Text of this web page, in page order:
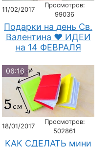
11/02/2017
Просмотров:
99036
Подарки на день Св.
Валентина ♥ ИДЕИ
на 14 ФЕВРАЛЯ
06:16
18/01/2017
Просмотров:
502861
КАК СДЕЛАТЬ мини